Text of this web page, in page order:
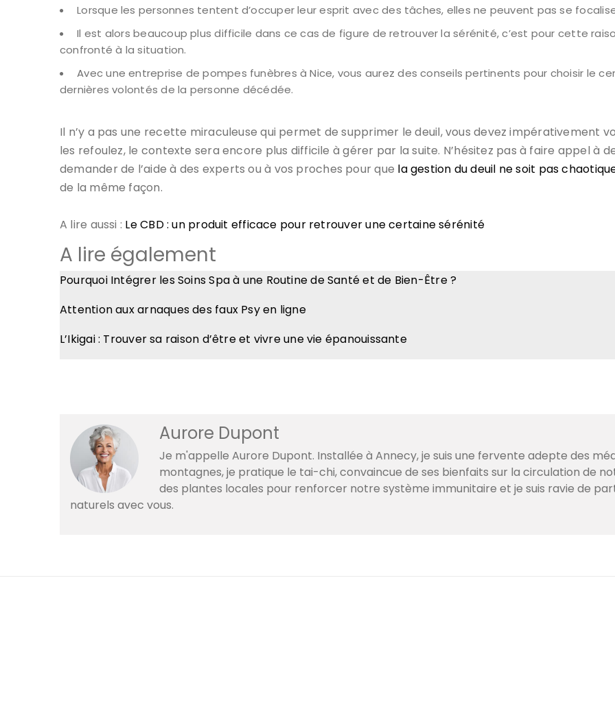
Lorsque les personnes tentent d’occuper leur esprit avec des tâches, elles ne peuvent pas se
Il est alors beaucoup plus difficile dans ce cas de figure de retrouver la sérénité, c’est pour cette
confronté à la situation.
Avec une entreprise de pompes funèbres à Nice, vous aurez des conseils pertinents pour choisir le
dernières volontés de la personne décédée.
Il n’y a pas une recette miraculeuse qui permet de supprimer le deuil, vous devez impérativement
les refoulez, le contexte sera encore plus difficile à gérer par la suite. N’hésitez pas à faire appel à
demander de l’aide à des experts ou à vos proches pour que la gestion du deuil ne soit pas
de la même façon.
A lire aussi : Le CBD : un produit efficace pour retrouver une certaine sérénité
A lire également
Pourquoi Intégrer les Soins Spa à une Routine de Santé et de Bien-Être ?
Attention aux arnaques des faux Psy en ligne
L’Ikigai : Trouver sa raison d’être et vivre une vie épanouissante
Aurore Dupont
Je m'appelle Aurore Dupont. Installée à Annecy, je suis une fervente adepte des
montagnes, je pratique le tai-chi, convaincue de ses bienfaits sur la circulation de
des plantes locales pour renforcer notre système immunitaire et je suis ravie de
naturels avec vous.